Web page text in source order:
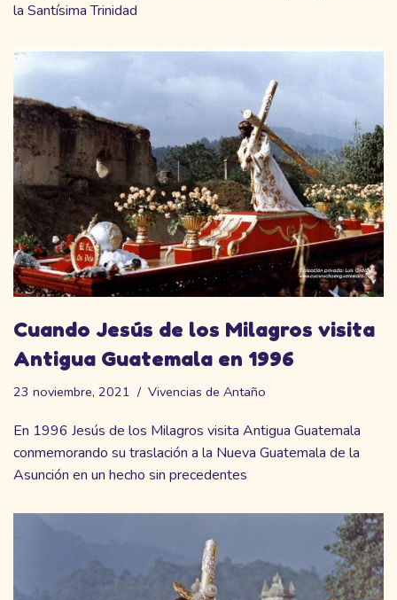
la Santísima Trinidad
Cuando Jesús de los Milagros visita
Antigua Guatemala en 1996
23 noviembre, 2021 Vivencias de Antaño
En 1996 Jesús de los Milagros visita Antigua Guatemala
conmemorando su traslación a la Nueva Guatemala de la
Asunción en un hecho sin precedentes